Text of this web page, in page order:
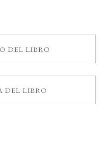
DEL LIBRO
DEL LIBRO